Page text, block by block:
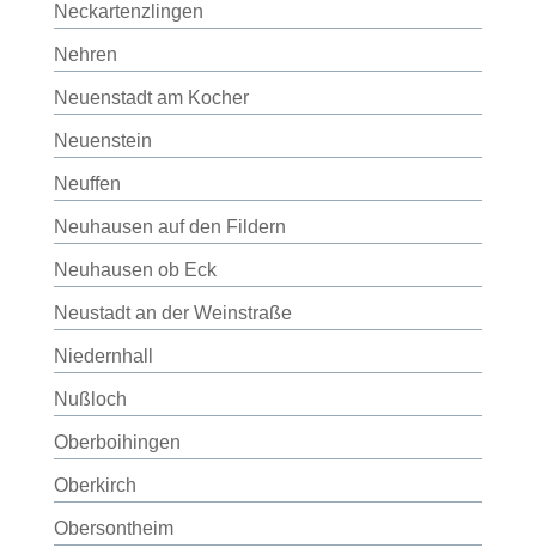
Neckartenzlingen
Nehren
Neuenstadt am Kocher
Neuenstein
Neuffen
Neuhausen auf den Fildern
Neuhausen ob Eck
Neustadt an der Weinstraße
Niedernhall
Nußloch
Oberboihingen
Oberkirch
Obersontheim